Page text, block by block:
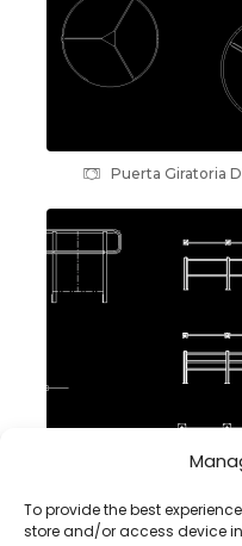
To provide the best
store and/or access device
Puerta Giratoria
guardarraíl dwg